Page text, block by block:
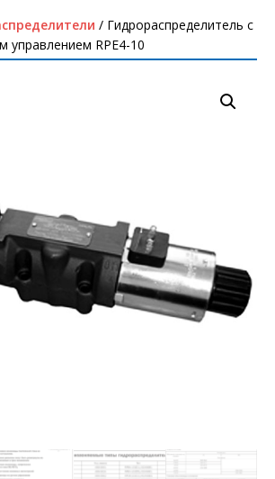
/ Гидрораспределитель с
управлением RPE4-10